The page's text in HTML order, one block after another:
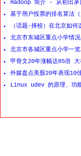
Hadoop 简介 - 从初出茅
基于用户投票的排名算法
（话题-择校）在北京如何
北京市东城区重点小学情
北京市各城区重点小学一
甲骨文20年涨幅达85倍
外媒盘点美股20年表现
Linux udev 的原理、功